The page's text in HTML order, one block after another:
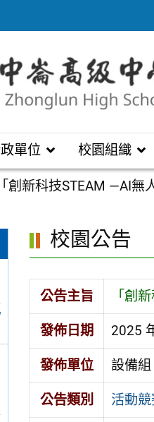
單位 校園組織
「創新科技STEAM —AI
校園公告
公告主旨 「創
發佈日期 2025
發佈單位 設備組
公告類別 活動